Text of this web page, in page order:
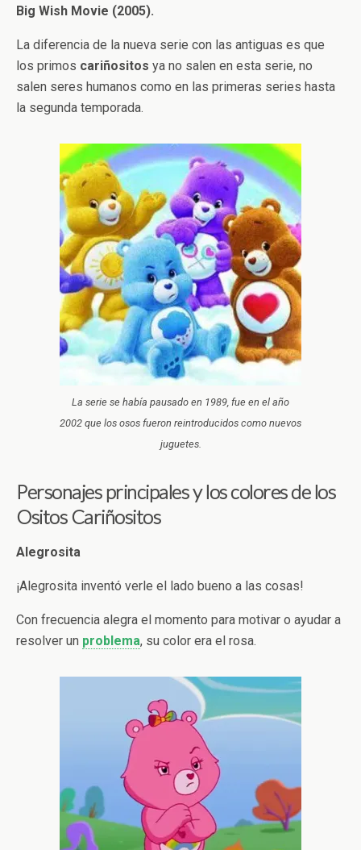
Big Wish Movie (2005).
La diferencia de la nueva serie con las antiguas es que
los primos cariñositos ya no salen en esta serie, no
salen seres humanos como en las primeras series hasta
la segunda temporada.
La serie se había pausado en 1989, fue en el año
2002 que los osos fueron reintroducidos como nuevos
juguetes.
Personajes principales y los colores de los
Ositos Cariñositos
Alegrosita
¡Alegrosita inventó verle el lado bueno a las cosas!
Con frecuencia alegra el momento para motivar o ayudar a
resolver un problema, su color era el rosa.